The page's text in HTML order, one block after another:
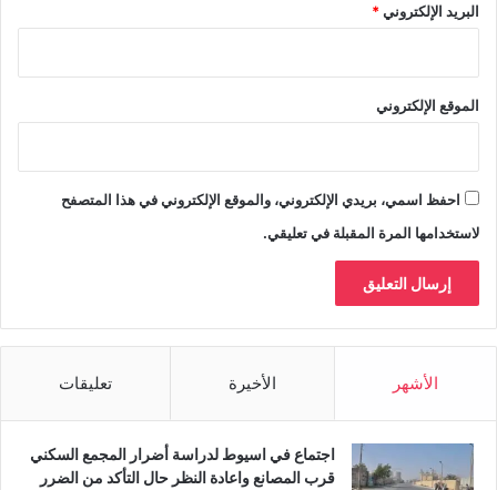
البريد الإلكتروني*
الموقع الإلكتروني
احفظ اسمي، بريدي الإلكتروني، والموقع الإلكتروني في هذا المتصفح
لاستخدامها المرة المقبلة في تعليقي.
الأشهر الأخيرة تعليقات
اجتماع في اسيوط لدراسة أضرار المجمع السكني
قرب المصانع واعادة النظر حال التأكد من الضرر